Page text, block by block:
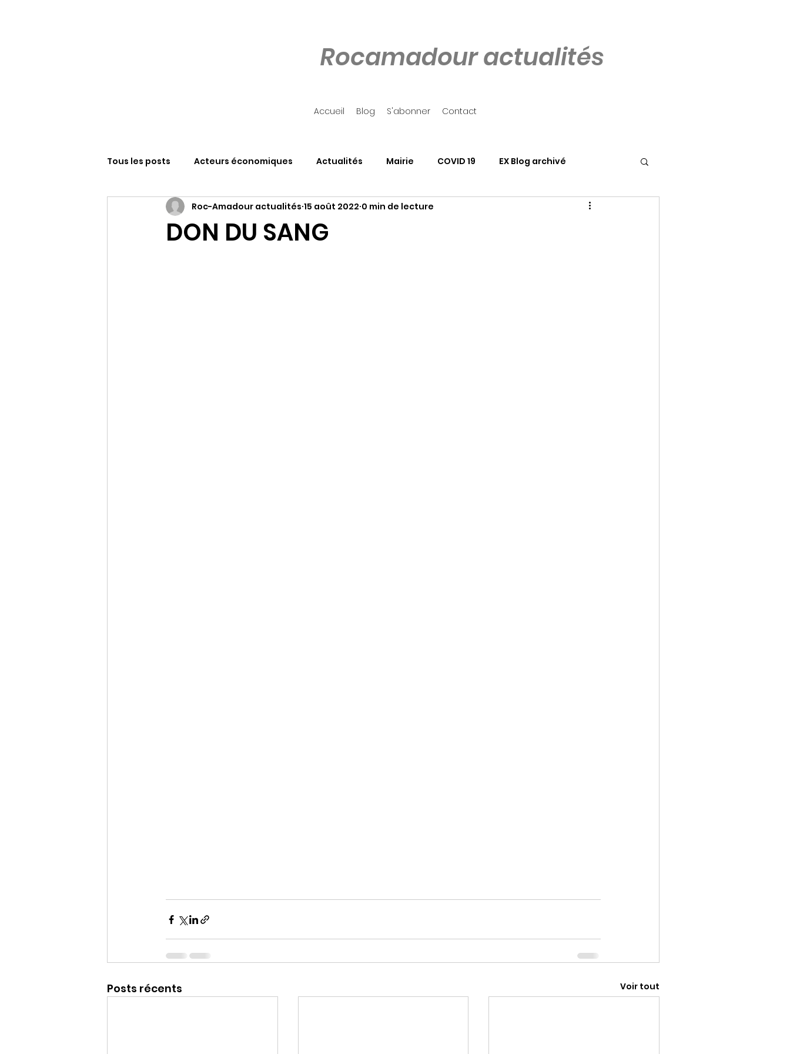
Rocamadour actualités
Accueil Blog S'abonner Contact
Tous les posts Acteurs économiques Actualités Mairie COVID 19 EX Blog archivé
Sanctuaire N-D de Roc-Amadour Côté Rocher Associations
DON DU SANG
Roc-Amadour actualités 15 août 2022 0 min de lecture
Posts récents Voir tout